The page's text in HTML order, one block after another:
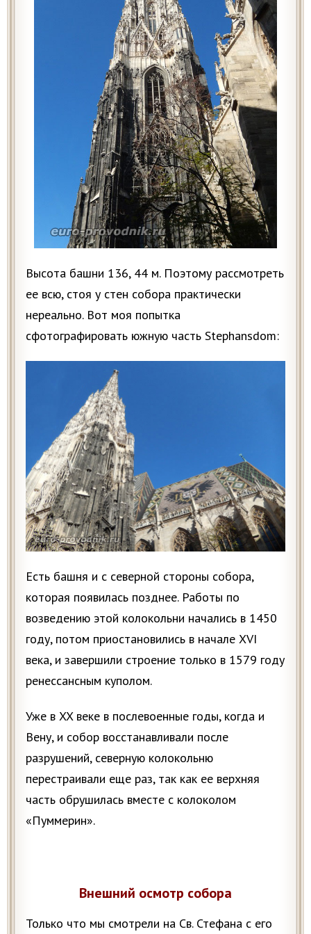
Высота башни 136, 44 м. Поэтому рассмотреть
ее всю, стоя у стен собора практически
нереально. Вот моя попытка
сфотографировать южную часть Stephansdom:
Есть башня и c северной стороны собора,
которая появилась позднее. Работы по
возведению этой колокольни начались в 1450
году, потом приостановились в начале XVI
века, и завершили строение только в 1579 году
ренессансным куполом.
Уже в XX веке в послевоенные годы, когда и
Вену, и собор восстанавливали после
разрушений, северную колокольню
перестраивали еще раз, так как ее верхняя
часть обрушилась вместе с колоколом
«Пуммерин».
Внешний осмотр собора
Только что мы смотрели на Св. Стефана с его